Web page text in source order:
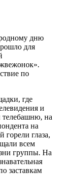
дню
для
по
где
и
на
на
горели глаза,
всем
группы. На
заставкам